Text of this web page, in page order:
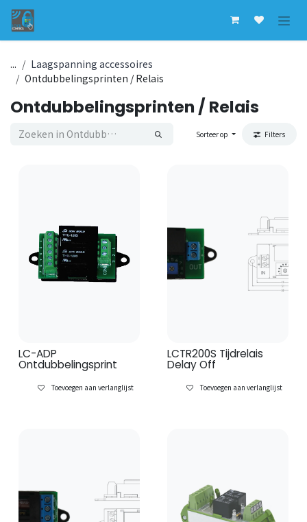
...
Laagspanning accessoires
Ontdubbelingsprinten / Relais
Ontdubbelingsprinten / Relais
Sorteer op Filters
LC-ADP
Ontdubbelingsprint
Toevoegen aan verlanglijst
LCTR200S Tijdrelais
Delay Off
Toevoegen aan verlanglijst